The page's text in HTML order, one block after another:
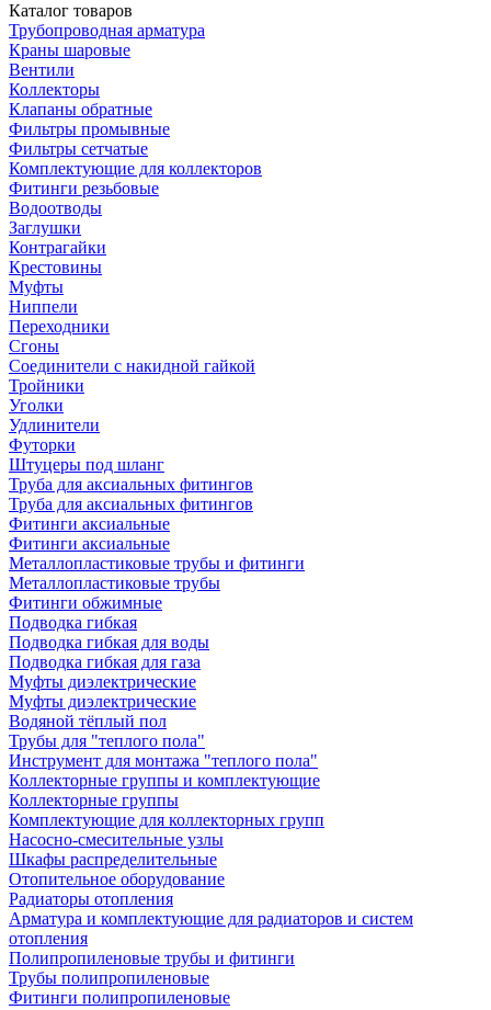
Каталог товаров
Трубопроводная арматура
Краны шаровые
Вентили
Коллекторы
Клапаны обратные
Фильтры промывные
Фильтры сетчатые
Комплектующие для коллекторов
Фитинги резьбовые
Водоотводы
Заглушки
Контрагайки
Крестовины
Муфты
Ниппели
Переходники
Сгоны
Соединители с накидной гайкой
Тройники
Уголки
Удлинители
Футорки
Штуцеры под шланг
Труба для аксиальных фитингов
Труба для аксиальных фитингов
Фитинги аксиальные
Фитинги аксиальные
Металлопластиковые трубы и фитинги
Металлопластиковые трубы
Фитинги обжимные
Подводка гибкая
Подводка гибкая для воды
Подводка гибкая для газа
Муфты диэлектрические
Муфты диэлектрические
Водяной тёплый пол
Трубы для "теплого пола"
Инструмент для монтажа "теплого пола"
Коллекторные группы и комплектующие
Коллекторные группы
Комплектующие для коллекторных групп
Насосно-смесительные узлы
Шкафы распределительные
Отопительное оборудование
Радиаторы отопления
Арматура и комплектующие для радиаторов и систем
отопления
Полипропиленовые трубы и фитинги
Трубы полипропиленовые
Фитинги полипропиленовые